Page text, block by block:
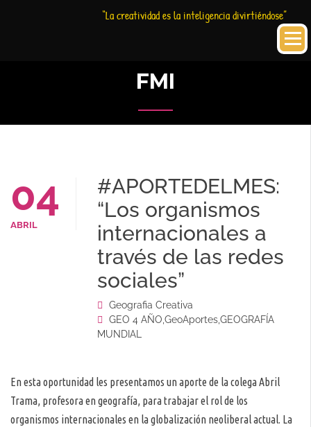
“La creatividad es la inteligencia divirtiéndose”
FMI
04
ABRIL
#APORTEDELMES:
“Los organismos
internacionales a
través de las redes
sociales”
Geografia Creativa
GEO 4 AÑO,GeoAportes,GEOGRAFÍA
MUNDIAL
En esta oportunidad les presentamos un aporte de la colega Abril
Trama, profesora en geografía, para trabajar el rol de los
organismos internacionales en la globalización neoliberal actual. La